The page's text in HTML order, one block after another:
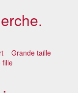
Grande taille
fille